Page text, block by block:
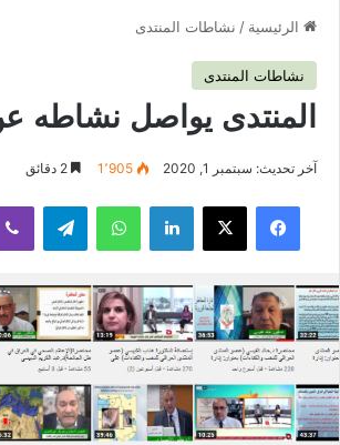
الرئيسية / نشاطات المنتدى
نشاطات المنتدى
المنتدى يواصل نشاطه
آخر تحديث: سبتمبر 1, 2020 1٬905
فيسبوك لينكدإن واتساب